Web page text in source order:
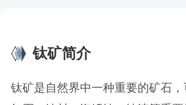
钛矿简介
钛矿是自然界中一种重要的矿石